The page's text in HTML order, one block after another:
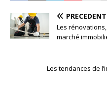
PRÉCÉDENT
Les
marché
Les tendances de